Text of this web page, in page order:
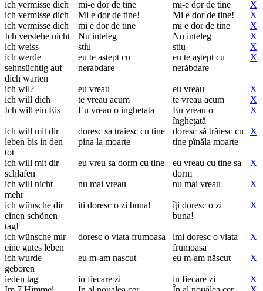
ich vermisse dich
mi-e dor de tine mi-e dor de tine
X
ich vermisse dich
Mi e dor de tine! Mi e dor de tine!
X
ich vermisse dich
mi e dor de tine mi e dor de tine
X
Ich verstehe nicht
Nu inteleg Nu inteleg
X
ich weiss
stiu stiu
X
ich werde
sehnsüchtig auf
dich warten
eu te astept cu
nerabdare
eu te aştept cu
nerăbdare
X
ich wil? eu vreau eu vreau
X
ich will dich
te vreau acum te vreau acum
X
Ich will ein Eis
Eu vreau o inghetata
Eu vreau o
îngheţată
X
ich will mit dir
leben bis in den
tot
doresc sa traiesc cu tine
pina la moarte
doresc să trăiesc cu
tine pînăla moarte
X
ich will mit dir
schlafen
eu vreu sa dorm cu tine
eu vreau cu tine sa
dorm
X
ich will nicht
mehr
nu mai vreau nu mai vreau X
ich wünsche dir
einen schönen
tag!
iti doresc o zi buna!
îţi doresc o zi
buna!
X
ich wünsche mir
eine gutes leben
doresc o viata frumoasa
imi doresc o viata
frumoasa
X
ich wurde
geboren
eu m-am nascut eu m-am născut X
ieden tag in fiecare zi in fiecare zi
X